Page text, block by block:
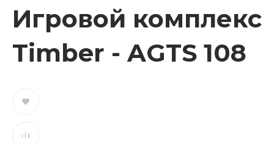
Игровой комплекс
Timber - AGTS 108